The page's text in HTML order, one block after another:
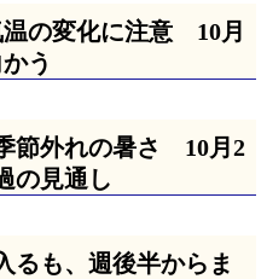
温の変化に注意 10月
う
節外れの暑さ 10月2
の見通し
るも、週後半からま